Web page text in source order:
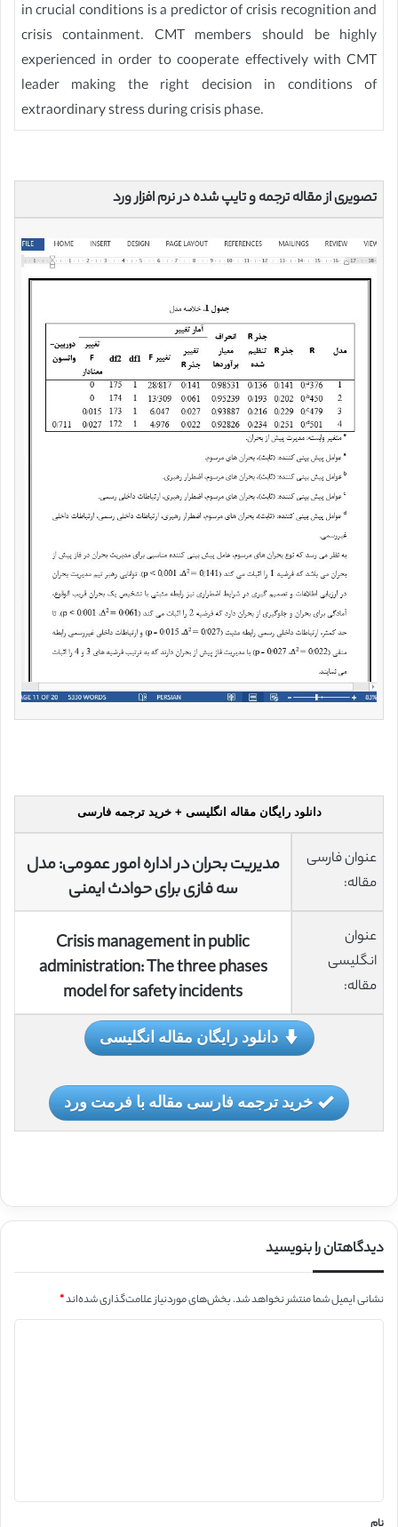
in crucial conditions is a predictor of crisis recognition and
crisis containment. CMT members should be highly
experienced in order to cooperate effectively with CMT
leader making the right decision in conditions of
extraordinary stress during crisis phase.
تصویری از مقاله ترجمه و تایپ شده در نرم افزار ورد
دانلود رایگان مقاله انگلیسی + خرید ترجمه فارسی
عنوان فارسی
مقاله:
مدیریت بحران دراداره امور عمومی: مدل
سه فازی برای حوادث ایمنی
عنوان
انگلیسی
مقاله:
Crisis management in public
administration: The three phases
model for safety incidents
دانلود رایگان مقاله انگلیسی
خرید ترجمه فارسی مقاله با فرمت ورد
دیدگاهتان را بنویسید
نشانی ایمیل شما منتشر نخواهد شد.بخش‌های موردنیاز علامت‌گذاری شده‌اند*